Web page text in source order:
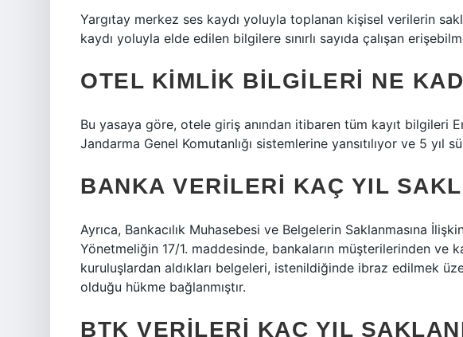
Yargıtay merkez ses kaydı yoluyla toplanan kişisel verilerin
kaydı yoluyla elde edilen bilgilere sınırlı sayıda çalışan
OTEL KIMLIK BILGILERI NE
Bu yasaya göre, otele giriş anından itibaren tüm kayıt bilgileri
Jandarma Genel Komutanlığı sistemlerine yansıtılıyor ve 5 yıl
BANKA VERILERI KAÇ YIL
Ayrıca, Bankacılık Muhasebesi ve Belgelerin Saklanmasına
Yönetmeliğin 17/1. maddesinde, bankaların müşterilerinden ve
kuruluşlardan aldıkları belgeleri, istenildiğinde ibraz edilmek
olduğu hükme bağlanmıştır.
BTK VERILERI KAÇ YIL